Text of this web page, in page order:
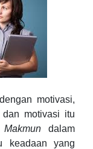
motivasi,
motivasi itu
dalam
keadaan yang